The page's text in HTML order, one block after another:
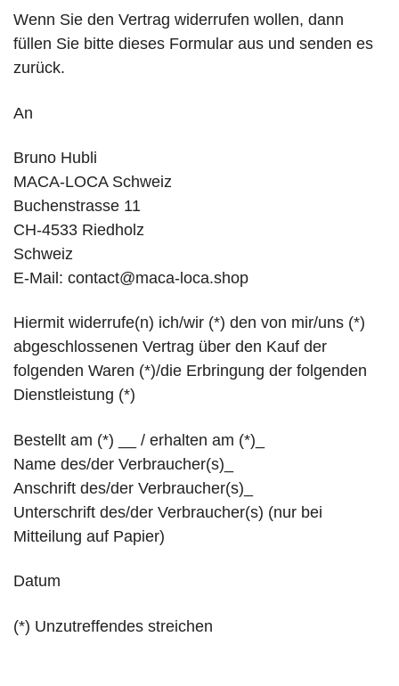
Wenn Sie den Vertrag widerrufen wollen, dann
füllen Sie bitte dieses Formular aus und senden es
zurück.
An
Bruno Hubli
MACA-LOCA Schweiz
Buchenstrasse 11
CH-4533 Riedholz
Schweiz
E-Mail: contact@maca-loca.shop
Hiermit widerrufe(n) ich/wir (*) den von mir/uns (*)
abgeschlossenen Vertrag über den Kauf der
folgenden Waren (*)/die Erbringung der folgenden
Dienstleistung (*)
Bestellt am (*) __ / erhalten am (*)_
Name des/der Verbraucher(s)_
Anschrift des/der Verbraucher(s)_
Unterschrift des/der Verbraucher(s) (nur bei
Mitteilung auf Papier)
Datum
(*) Unzutreffendes streichen